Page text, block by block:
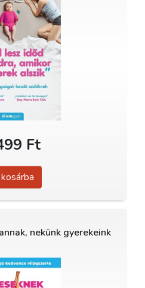
Ft
kosárba
nekünk gyerekeink